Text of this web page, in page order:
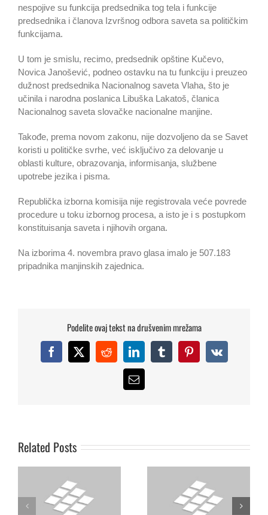
nespojive su funkcija predsednika tog tela i funkcije
predsednika i članova Izvršnog odbora saveta sa političkim
funkcijama.
U tom je smislu, recimo, predsednik opštine Kučevo,
Novica Janošević, podneo ostavku na tu funkciju i preuzeo
dužnost predsednika Nacionalnog saveta Vlaha, što je
učinila i narodna poslanica Libuška Lakatoš, članica
Nacionalnog saveta slovačke nacionalne manjine.
Takođe, prema novom zakonu, nije dozvoljeno da se Savet
koristi u političke svrhe, već isključivo za delovanje u
oblasti kulture, obrazovanja, informisanja, službene
upotrebe jezika i pisma.
Republička izborna komisija nije registrovala veće povrede
procedure u toku izbornog procesa, a isto je i s postupkom
konstituisanja saveta i njihovih organa.
Na izborima 4. novembra pravo glasa imalo je 507.183
pripadnika manjinskih zajednica.
Podelite ovaj tekst na drušvenim mrežama
Facebook
X RedditLinkedInTumblrPinterest
Vk
Email
Related Posts
Ambasadorom OEBS-a za
Stoel